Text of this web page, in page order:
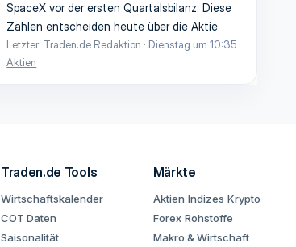
SpaceX vor der ersten Quartalsbilanz: Diese
Zahlen entscheiden heute über die Aktie
Letzter: Traden.de Redaktion
Dienstag um 10:35
Aktien
Traden.de Tools
Wirtschaftskalender
COT Daten
Saisonalität
Märkte
Aktien Indizes Krypto
Forex Rohstoffe
Makro & Wirtschaft